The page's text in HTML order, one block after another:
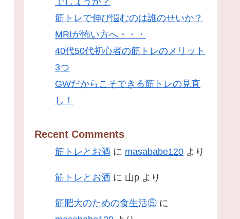
筋トレで伸び悩むのは誰のせいか？
MRIが怖い方へ・・・
40代50代初心者の筋トレのメリット
3つ
GWだからこそできる筋トレの見直
し！
Recent Comments
筋トレとお酒 に masababe120 より
筋トレとお酒 に 山p より
筋肥大のための食生活⑤ に